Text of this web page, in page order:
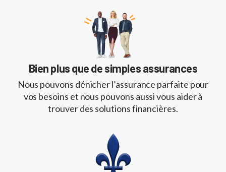
Bien plus que de simples assurances
Nous pouvons dénicher l’assurance parfaite pour
vos besoins et nous pouvons aussi vous aider à
trouver des solutions financières.